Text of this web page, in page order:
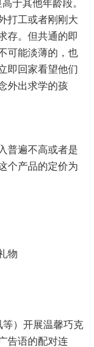
于其他年龄段。
打工或者刚刚大
存。但共通的即
可能淡薄的，也
即回家看望他们
外出求学的孩
普遍不高或者是
个产品的定价为
物
）开展温馨巧克
告语的配对连